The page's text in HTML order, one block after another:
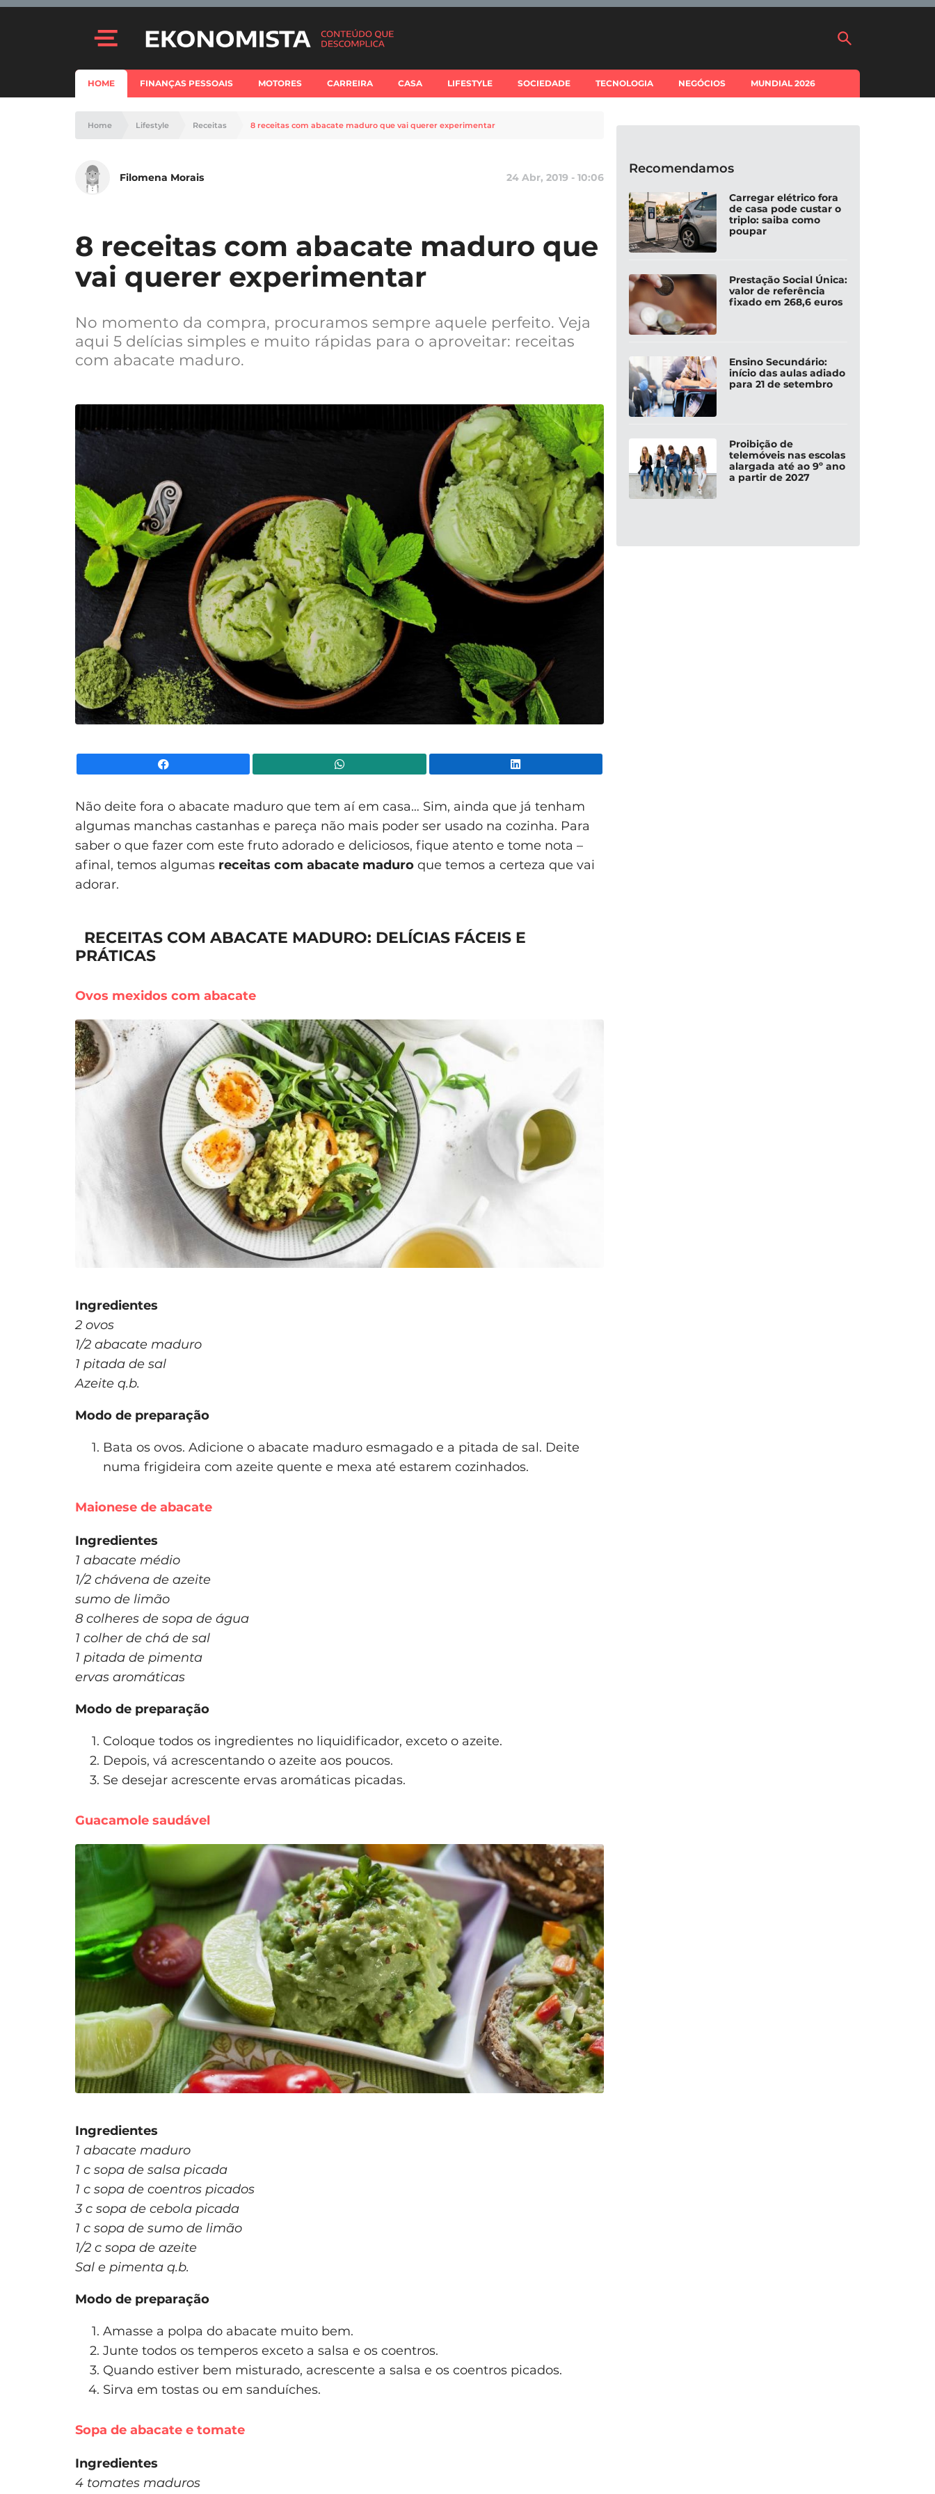
HOME FINANÇAS PESSOAIS MOTORES CARREIRA CASA LIFESTYLE SOCIEDADE TECNOLOGIA NEGÓCIOS MUNDIAL 2026
Home Lifestyle Receitas 8 receitas com abacate maduro que vai querer experimentar
Filomena Morais 24 Abr, 2019 - 10:06
8 receitas com abacate maduro que
vai querer experimentar
No momento da compra, procuramos sempre aquele perfeito. Veja
aqui 5 delícias simples e muito rápidas para o aproveitar: receitas
com abacate maduro.
Não deite fora o abacate maduro que tem aí em casa… Sim, ainda que já tenham
algumas manchas castanhas e pareça não mais poder ser usado na cozinha. Para
saber o que fazer com este fruto adorado e deliciosos, fique atento e tome nota –
afinal, temos algumas receitas com abacate maduro que temos a certeza que vai
adorar.
RECEITAS COM ABACATE MADURO: DELÍCIAS FÁCEIS E
PRÁTICAS
Ovos mexidos com abacate
Ingredientes
2 ovos
1/2 abacate maduro
1 pitada de sal
Azeite q.b.
Modo de preparação
Bata os ovos. Adicione o abacate maduro esmagado e a pitada de sal. Deite
numa frigideira com azeite quente e mexa até estarem cozinhados.
Maionese de abacate
Ingredientes
1 abacate médio
1/2 chávena de azeite
sumo de limão
8 colheres de sopa de água
1 colher de chá de sal
1 pitada de pimenta
ervas aromáticas
Modo de preparação
Coloque todos os ingredientes no liquidificador, exceto o azeite.
Depois, vá acrescentando o azeite aos poucos.
Se desejar acrescente ervas aromáticas picadas.
Guacamole saudável
Ingredientes
1 abacate maduro
1 c sopa de salsa picada
1 c sopa de coentros picados
3 c sopa de cebola picada
1 c sopa de sumo de limão
1/2 c sopa de azeite
Sal e pimenta q.b.
Modo de preparação
Amasse a polpa do abacate muito bem.
Junte todos os temperos exceto a salsa e os coentros.
Quando estiver bem misturado, acrescente a salsa e os coentros picados.
Sirva em tostas ou em sanduíches.
Sopa de abacate e tomate
Ingredientes
4 tomates maduros
Recomendamos
Carregar elétrico fora
de casa pode custar o
triplo: saiba como
poupar
Prestação Social Única:
valor de referência
fixado em 268,6 euros
Ensino Secundário:
início das aulas adiado
para 21 de setembro
Proibição de
telemóveis nas escolas
alargada até ao 9º ano
a partir de 2027